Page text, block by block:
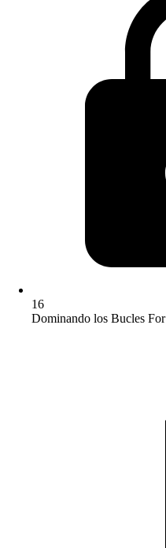
16
Dominando los Bucles For